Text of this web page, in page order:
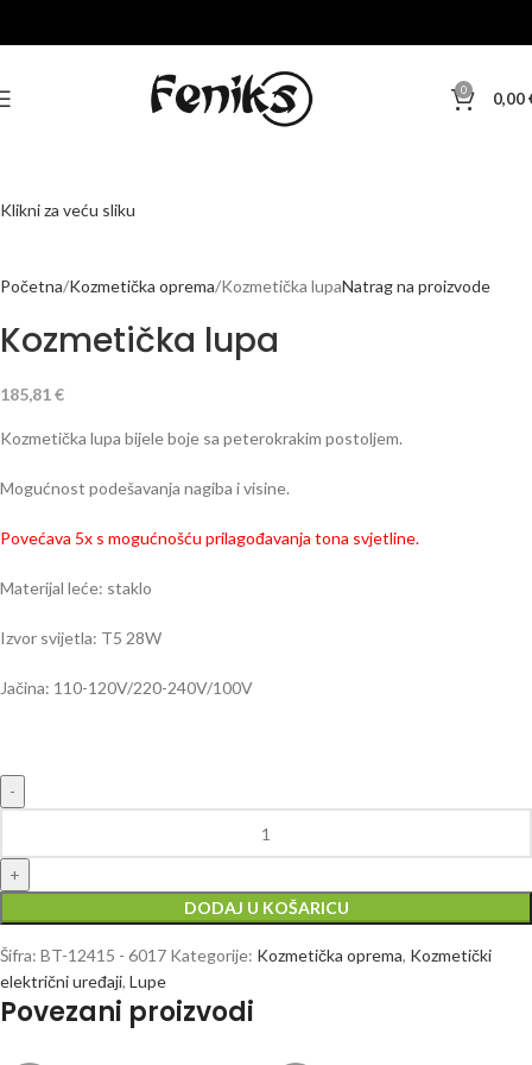
0 0,00
Klikni za veću sliku
Početna Kozmetička oprema Kozmetička lupaNatrag na proizvode
Kozmetička lupa
185,81€
Kozmetička lupa bijele boje sa peterokrakim postoljem.
Mogućnost podešavanja nagiba i visine.
Povećava 5x s mogućnošću prilagođavanja tona svjetline.
Materijal leće: staklo
Izvor svijetla: T5 28W
Jačina: 110-120V/220-240V/100V
DODAJ U KOŠARICU
Šifra: BT-12415 - 6017 Kategorije: Kozmetička oprema, Kozmetički
električni uređaji, Lupe
Povezani proizvodi